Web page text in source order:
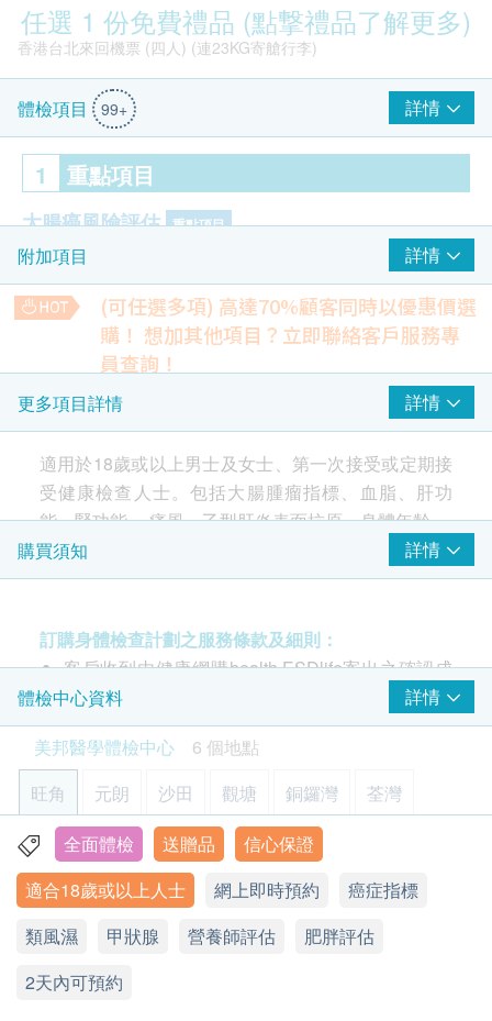
報告解釋需更專業與清楚
價格需提供更具競爭力的優惠與捆綁方案
優惠券多樣性需增加
結論
本體檢服務以高性價比、快速流程、廣泛檢查項目與便捷地點為
核心優勢，適合繁忙的上班族、注重健康管理的家庭以及需要快
速取得報告的用戶。建議追求全面檢查與禮品吸引的顧客選用本
方案，同時若需進一步醫學指導，亦可諮詢專科醫師以獲得更完
整的意見。
此部分內容由AI自動生成，可能包含錯誤或不完整之處，請審慎參考。
Wong C***
2026-07-15新城市中央廣場
優惠多且多選擇，多身體檢查種類方便客人
禮品吸引 訂購流程順暢
Or
2026-07-05朗豪
客戶服務專業
任選 1 份免費禮品 (點撃禮品了解更多)
香港台北來回機票 (四人) (連23KG寄艙行李)
$2000 百佳電子禮券
索尼 Sony PlayStation 5 光碟機版遊戲主機 (搭載Ultra HD Blu-ray)
香港行貨 (價值: $5,980)
體檢項目 99+ 詳情
1 重點項目
大腸癌風險評估 重點項目
癌胚抗原
基本項目
心臟檢查
乳酸脫氫酶
總肌酸磷激酵素
基本健康評估
體質指標
身高
體重
除脂體重
收縮壓
舒張壓
脈壓差測試
身體組合
身體脂肪含量
身體水分總量
蛋白質
礦物質
體脂肪百分比
節段肌肉分析
附加項目 詳情
(可任選多項) 高達70%顧客同時以優惠價選
購！ 想加其他項目？立即聯絡客戶服務專
員查詢！
柏氏子宮頸液基薄片檢查
除可檢查子宮頸癌前期病變外，亦可知是否有其他婦科隱患
(只限有性經驗女性)
34% off
HK$410.0 HK$620
肺X光平片
基本的肺部檢查
肺X光平片(雙人)
基本的肺部檢查
*此項目不適用於觀塘分店
HK$840.0
4合1心血管疾病伸延檢查
檢查能反映患多種心血管疾病的可能性、預測中風危險及血凝
固問題
HK$600.0
盤腔超聲波掃描
包括卵巢、膀胱及子宮
HK$
890.0
超聲波全腹
更多項目詳情 詳情
適用於18歲或以上男士及女士、第一次接受或定期接
受健康檢查人士。包括大腸腫瘤指標、血脂、肝功
能、腎功能 、痛風、乙型肝炎表面抗原、身體年齡。
高敏度心肌肌鈣蛋白 I (hs-Troponin I) — 心肌受損標
心肌受損，如急性心肌梗塞、急性冠狀動脈疾病，
高敏度心肌肌鈣蛋白 I (hs-Troponin I)才會升高。可
以作為近期心肌梗塞或再梗塞的判斷依據，也可以
用來預測梗塞範圍以及預防。
患者可於心臟病發及血管出現問題數月至一年前，
甚至在毫無病徵的情況下，能準確地測試出心臟病
發的機會，及評估病人將來患上心臟病的可能性。
直接評估心臟心律標記物 ，可識別患者及阻止病
情惡化，極早發現心臟問題，作出預防性治療，防
止心臟病發
乳酸脫氫酶 LDH
LDH是細胞將糖轉換成能量時所需的酵素之一，廣泛
購買須知 詳情
訂購身體檢查計劃之服務條款及細則：
客戶收到由健康網購health.ESDlife寄出之確認成
功付款電郵後，美邦醫學體檢中心將於隨後1-2個
工作天的辦公時間內，致電客戶預約身體檢查的時
間及地點。客戶亦可致電查詢或在訂單確認後1個
工作天致電該中心預約 (電話：2369 0680)。
購買計劃後可安排由健康網購health.ESDlife發出
的正式收據，並於7-14個工作天後寄出。客戶可於
購買時提出收據要求，或經以下方法聯絡客戶服務
員: 電郵 (support@esdlife.com
) 或電話 (3151
2288)。
健康檢查計劃只適用於10歲或以上之人士
未成年客人體檢指引 (10歲至18歳以下人士)
體檢中心資料
詳情
美邦醫學體檢中心
6 個地點
旺角
元朗 沙田 觀塘 銅鑼灣 荃灣
旺角亞皆老街8號朗豪坊辦公室大樓11樓
顯示地圖
星期一至六︰9:00a.m. – 1:00p.m.; 2:00p.m. – 6:00p.m.
熱線電話：(852) 2369 0680
全面體檢 送贈品
信心保證
適合18歲或以上人士
網上即時預約
癌症指標
類風濕
甲狀腺 營養師評估
肥胖評估
2天內可預約